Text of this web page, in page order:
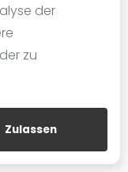
der
zu
Zulassen